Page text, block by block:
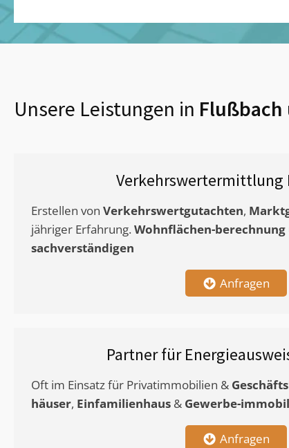
Unsere Leistungen in Flußbach
Verkehrswertermittlung
Erstellen von Verkehrswertgutachten,
jähriger Erfahrung. Wohnflächen-berechnung
sachverständigen
Anfragen
Partner für
Oft im Einsatz für Privatimmobilien &
häuser, Einfamilienhaus & Gewerbe-
Anfragen